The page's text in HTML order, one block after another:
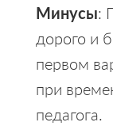
Минусы:
дорого и
первом
при
педагога.